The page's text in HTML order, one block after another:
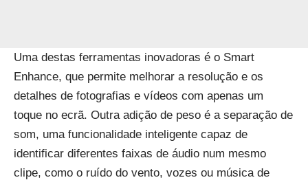
Uma destas ferramentas inovadoras é o Smart
Enhance, que permite melhorar a resolução e os
detalhes de fotografias e vídeos com apenas um
toque no ecrã. Outra adição de peso é a separação de
som, uma funcionalidade inteligente capaz de
identificar diferentes faixas de áudio num mesmo
clipe, como o ruído do vento, vozes ou música de